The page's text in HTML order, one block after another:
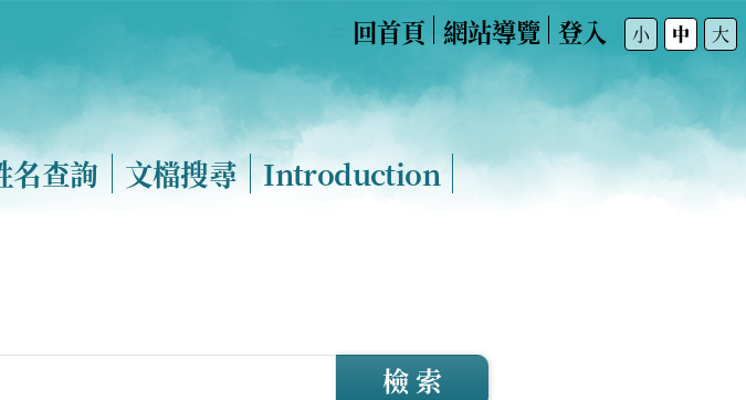
回首頁 網站導覽 登入 小 中 大
名查詢 文檔搜尋 Introduction
檢 索